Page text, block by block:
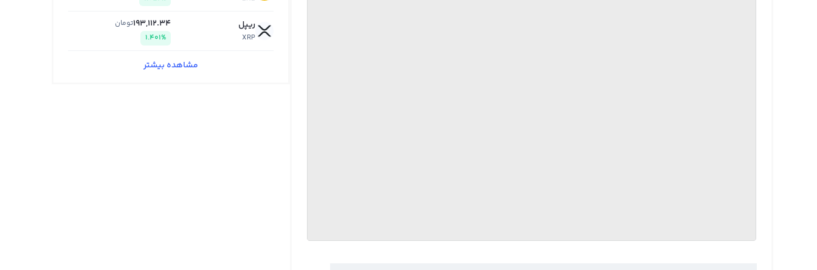
ریپل
XRP
193,112.34تومان
1.401%
مشاهده بیشتر